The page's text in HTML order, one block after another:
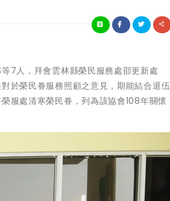
7人，拜會雲林縣榮民服務處邵更新處
於榮民眷服務照顧之意見，期能結合退伍
服處清寒榮民眷，列為該協會108年關懷